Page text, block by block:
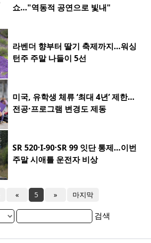
쇼…"역동적 공연으로 빛내"
라벤더 향부터 딸기 축제까지…워싱
턴주 주말 나들이 5선
미국, 유학생 체류 ‘최대 4년’ 제한…
전공·프로그램 변경도 제동
SR 520·I-90·SR 99 잇단 통제…이번
주말 시애틀 운전자 비상
« 5 » 마지막
검색